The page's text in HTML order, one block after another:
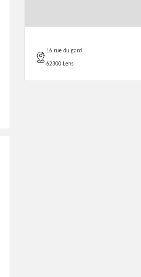
16 rue du gard
62300 Lens